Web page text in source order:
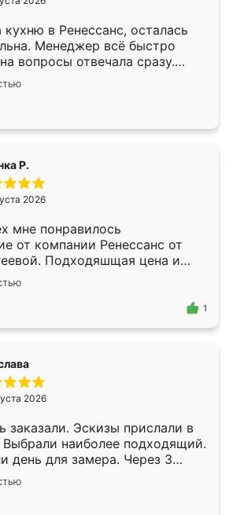
заказывать только здесь.
кухню в Ренессанс, осталась
Менеджер всё быстро
вопросы отвечала сразу.
в субботу, подошёл к
ответственностью. Собрали
работали аккуратно, даже
Р.
2026
мне понравилось
от компании Ренессанс от
Подходяшщая цена и
изготовления. Приехавший
сотрудник Владислав
моему эскизу самый
1
2026
заказали. Эскизы прислали в
Выбрали наиболее подходящий.
день для замера. Через 3
была уже готова. Остались
Спасибо Ренессанс
работу!